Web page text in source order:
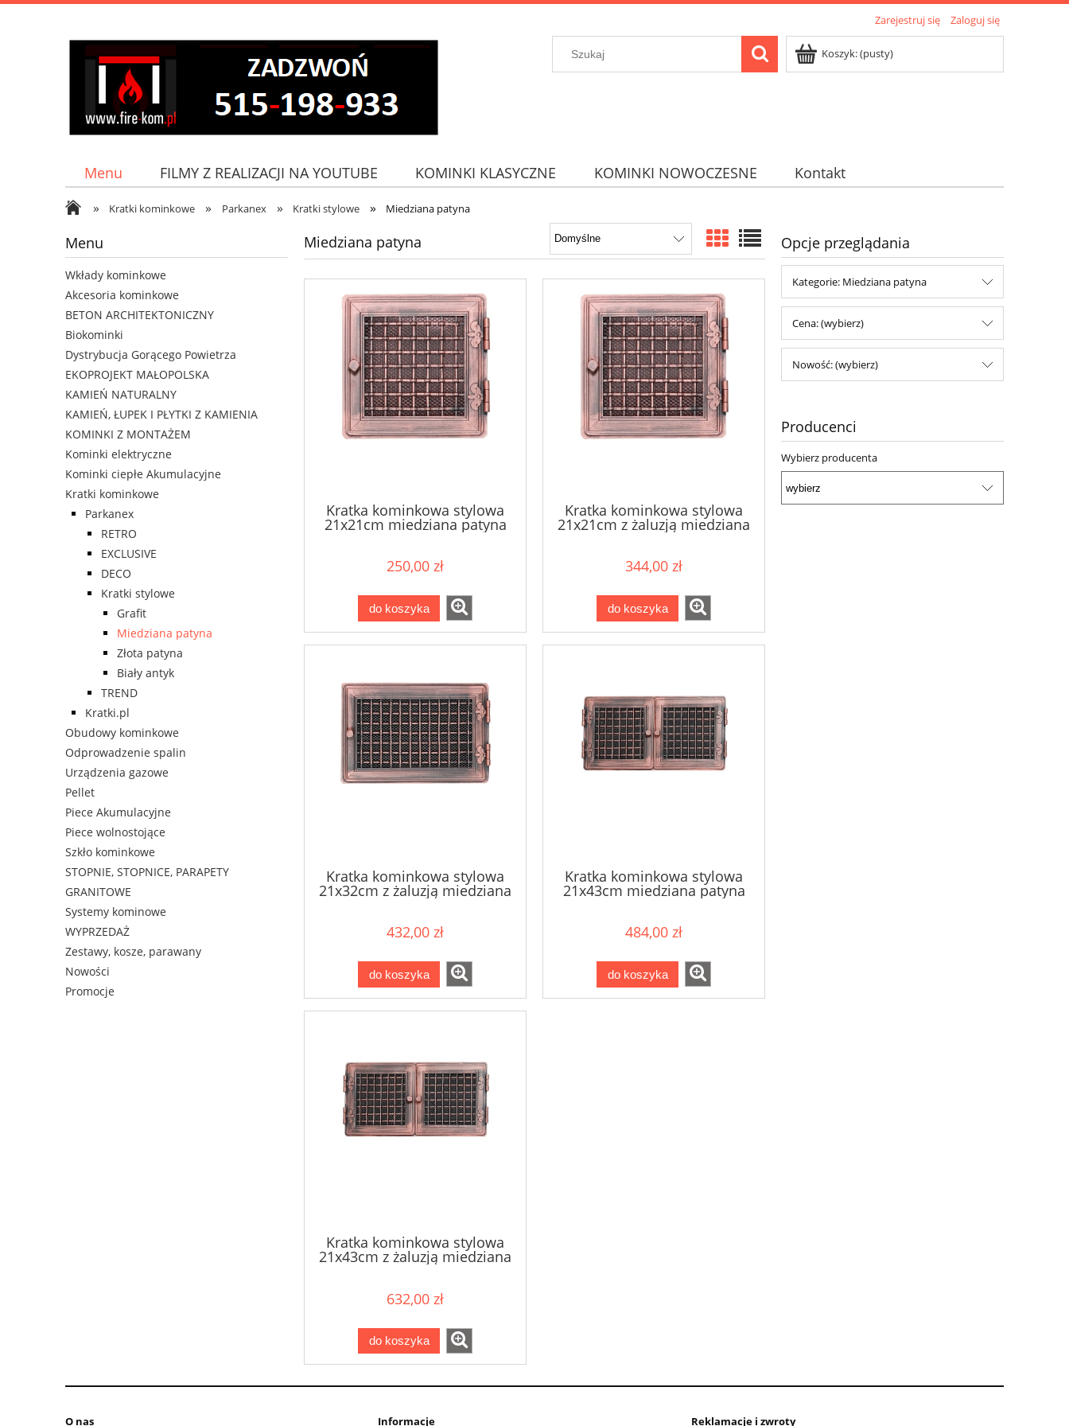
Zarejestruj się Zaloguj się
Koszyk:(pusty)
Menu FILMY Z REALIZACJI NA YOUTUBE KOMINKI KLASYCZNE KOMINKI NOWOCZESNE
Kontakt
Jak do nas dojechać?
» Kratki kominkowe » Parkanex » Kratki stylowe » Miedziana patyna
Menu
Wkłady kominkowe
Akcesoria kominkowe
BETON ARCHITEKTONICZNY
Biokominki
Dystrybucja Gorącego Powietrza
EKOPROJEKT MAŁOPOLSKA
KAMIEŃ NATURALNY
KAMIEŃ, ŁUPEK I PŁYTKI Z KAMIENIA
KOMINKI Z MONTAŻEM
Kominki elektryczne
Kominki ciepłe Akumulacyjne
Kratki kominkowe
Parkanex
RETRO
EXCLUSIVE
DECO
Kratki stylowe
Grafit
Miedziana patyna
Złota patyna
Biały antyk
TREND
Kratki.pl
Obudowy kominkowe
Odprowadzenie spalin
Urządzenia gazowe
Pellet
Piece Akumulacyjne
Piece wolnostojące
Szkło kominkowe
STOPNIE, STOPNICE, PARAPETY
GRANITOWE
Systemy kominowe
WYPRZEDAŻ
Zestawy, kosze, parawany
Nowości
Promocje
Miedziana patyna
Kratka kominkowa stylowa
21x21cm miedziana patyna
250,00 zł
do koszyka
Kratka kominkowa stylowa
21x21cm z żaluzją miedziana
patyna
344,00 zł
do koszyka
Kratka kominkowa stylowa
21x32cm z żaluzją miedziana
patyna
432,00 zł
do koszyka
Kratka kominkowa stylowa
21x43cm miedziana patyna
484,00 zł
do koszyka
Kratka kominkowa stylowa
21x43cm z żaluzją miedziana
patyna
632,00 zł
do koszyka
Opcje przeglądania
Kategorie: Miedziana patyna
Cena: (wybierz)
Nowość: (wybierz)
Producenci
Wybierz producenta
O nas Informacje Reklamacje i zwroty